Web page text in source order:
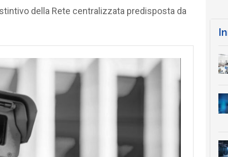
della Rete centralizzata predisposta da